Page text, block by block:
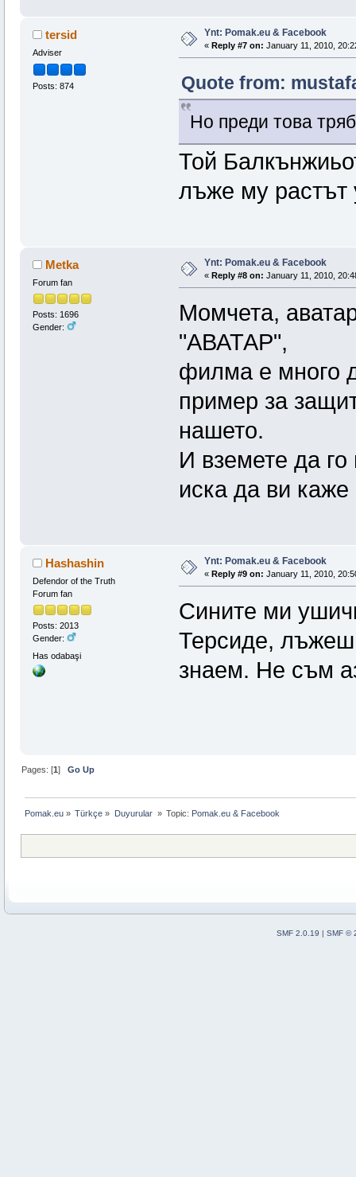
tersid
Adviser
Posts: 874
Ynt: Pomak.eu & Facebook
« Reply #7 on: January 11, 2010,
Quote from:
Но преди това
Той
лъже му
Metka
Forum fan
Posts: 1696
Gender:
Ynt: Pomak.eu & Facebook
« Reply #8 on: January 11, 2010,
Момчета,
"АВАТАР",
филма е много
пример за
нашето.
И вземете да го
иска да ви
Hashashin
Defendor of the Truth
Forum fan
Posts: 2013
Gender:
Has odabaşi
Ynt: Pomak.eu & Facebook
« Reply #9 on: January 11, 2010,
Сините ми
Терсиде, лъжеш
знаем. Не съм
Pages: [1]Go Up
Pomak.eu » Türkçe » Duyurular » Topic: Pomak.eu & Facebook
SMF 2.0.19 | SMF ©